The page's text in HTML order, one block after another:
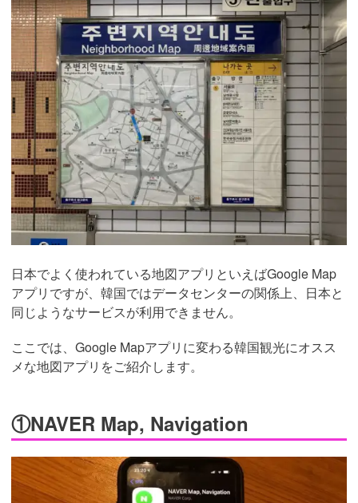
日本でよく使われている地図アプリといえばGoogle Map
アプリですが、韓国ではデータセンターの関係上、日本と
同じようなサービスが利用できません。
ここでは、Google Mapアプリに変わる韓国観光にオスス
メな地図アプリをご紹介します。
①NAVER Map, Navigation